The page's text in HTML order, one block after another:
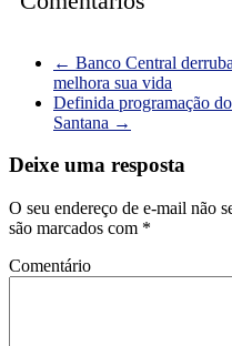
← Banco Central
melhora sua vida
Definida programação
Santana →
Deixe uma resposta
O seu endereço de e-mail não
são marcados com *
Comentário